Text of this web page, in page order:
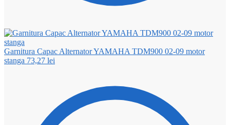
Garnitura Capac Alternator YAMAHA TDM900 02-09 motor
stanga 73,27 lei